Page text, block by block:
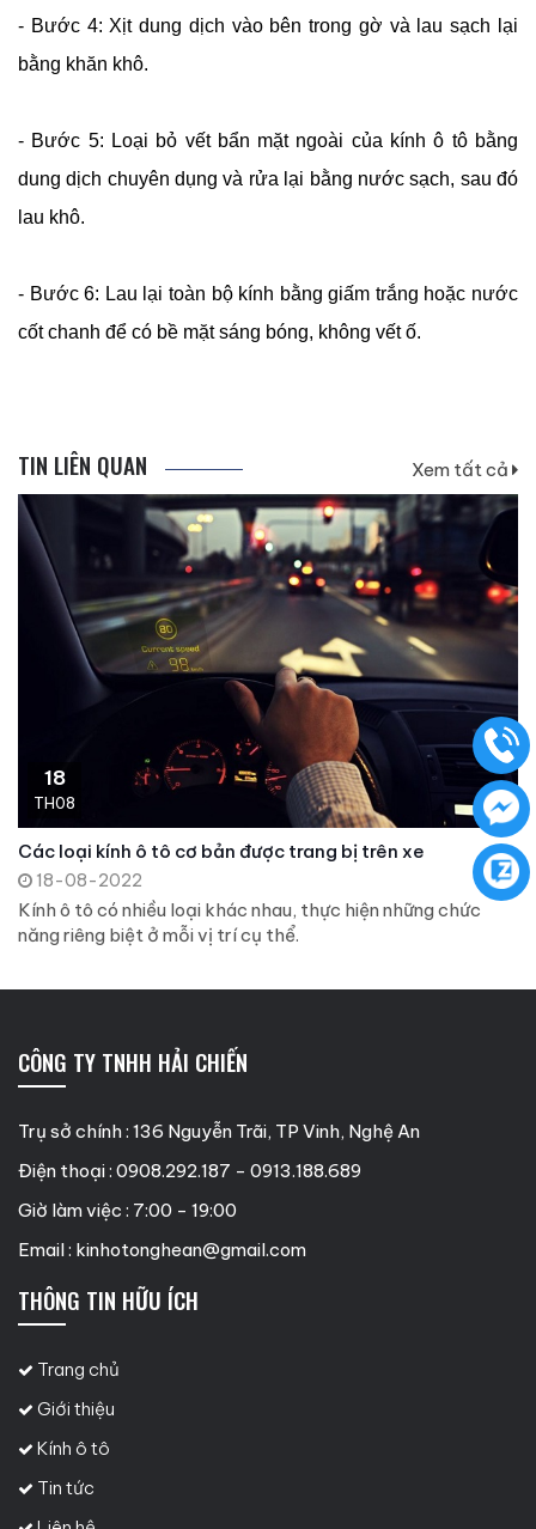
- Bước 4: Xịt dung dịch vào bên trong gờ và lau sạch lại
bằng khăn khô.
- Bước 5: Loại bỏ vết bẩn mặt ngoài của kính ô tô bằng
dung dịch chuyên dụng và rửa lại bằng nước sạch, sau đó
lau khô.
- Bước 6: Lau lại toàn bộ kính bằng giấm trắng hoặc nước
cốt chanh để có bề mặt sáng bóng, không vết ố.
TIN LIÊN QUAN Xem tất cả
18
TH08
Các loại kính ô tô cơ bản được trang bị trên xe
18-08-2022
Kính ô tô có nhiều loại khác nhau, thực hiện những chức
năng riêng biệt ở mỗi vị trí cụ thể.
CÔNG TY TNHH HẢI CHIẾN
Trụ sở chính : 136 Nguyễn Trãi, TP Vinh, Nghệ An
Điện thoại : 0908.292.187 - 0913.188.689
Giờ làm việc : 7:00 - 19:00
Email : kinhotonghean@gmail.com
THÔNG TIN HỮU ÍCH
Trang chủ
Giới thiệu
Kính ô tô
Tin tức